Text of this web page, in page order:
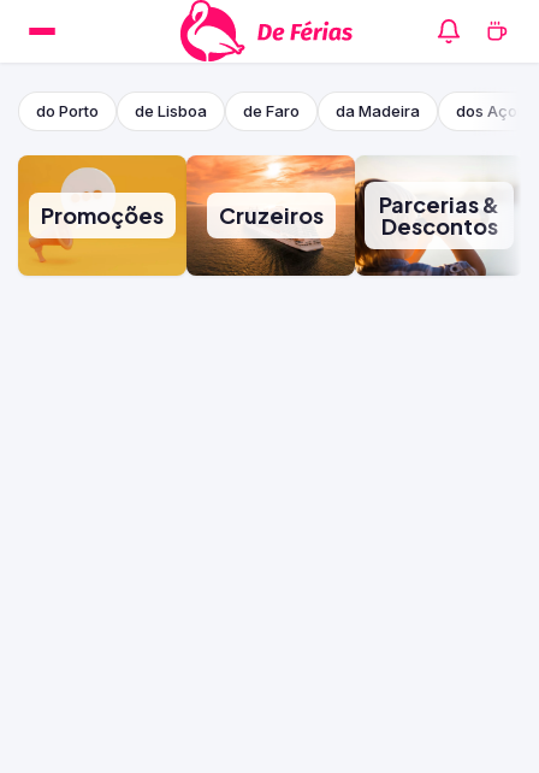
do Porto de Lisboa de Faro da Madeira dos
Promoções Cruzeiros Parcerias &
Descontos